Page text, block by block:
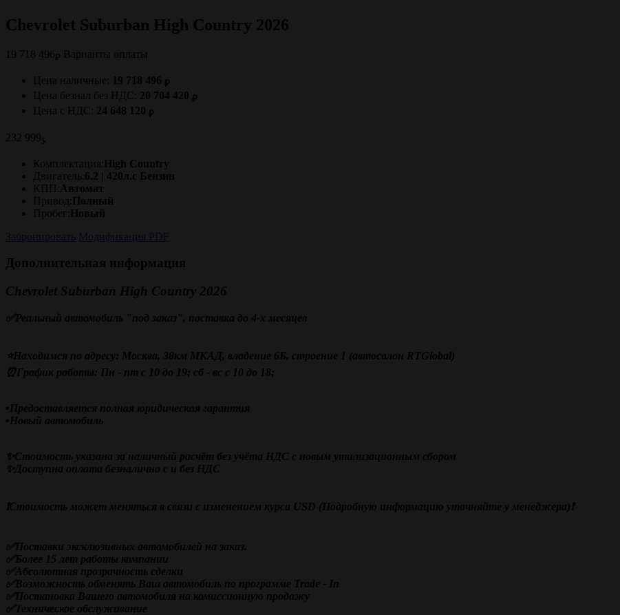
Chevrolet Suburban High Country 2026
19 718 496 ₽ Варианты оплаты
Цена наличные: 19 718 496 ₽
Цена безнал без НДС: 20 704 420 ₽
Цена с НДС: 24 648 120 ₽
232 999 $
Комплектация: High Country
Двигатель: 6.2 | 420л.с Бензин
КПП:
Автомат
Привод:
Полный
Пробег:
Новый
Дополнительная информация
Chevrolet Suburban High Country 2026
✅Реальный автомобиль "под заказ", поставка до 4-х месяцев
⭐Находимся по адресу: Москва, 38км МКАД, владение 6Б, строение 1 (автосалон RTGlobal)
⏰График работы: Пн - пт с 10 до 19; сб - вс с 10 до 18;
▪️Предоставляется полная юридическая гарантия
▪️Новый автомобиль
✨Стоимость указана за наличный расчёт без учёта НДС с новым утилизационным сбором
✨Доступна оплата безналично с и без НДС
❗️Стоимость может меняться в связи с изменением курса USD (Подробную информацию уточняйте у менеджера)❗️
✅Поставки эксклюзивных автомобилей на заказ.
✅Более 15 лет работы компании
✅ Абсолютная прозрачность сделки
✅Возможность обменять Ваш автомобиль по программе Trade - In
✅Постановка Вашего автомобиля на комиссионную продажу
✅Техническое обслуживание